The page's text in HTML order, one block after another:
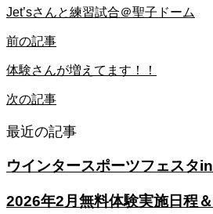
Jet’sさんと練習試合＠聖子ドーム
前の記事
体験さんが増えてます！！
次の記事
最近の記事
ウインタースポーツフェスタ
2026年2月無料体験実施日程